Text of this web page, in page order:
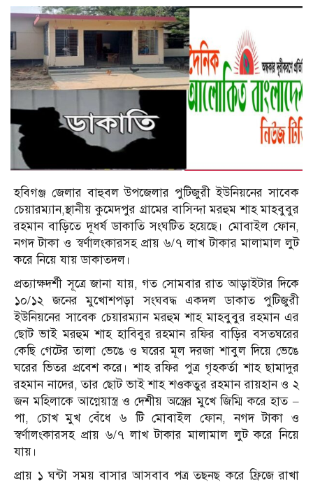
হবিগঞ্জ জেলার বাহুবল উপজেলার পুটিজুরী ইউনিয়নের সাবেক
চেয়ারম্যান,স্থানীয় কুমেদপুর গ্রামের বাসিন্দা মরহুম শাহ মাহবুবুর
রহমান বাড়িতে দূধর্ষ ডাকাতি সংঘটিত হয়েছে। মোবাইল ফোন,
নগদ টাকা ও স্বর্ণালংকারসহ প্রায় ৬/৭ লাখ টাকার মালামাল লুট
করে নিয়ে যায় ডাকাতদল।
প্রত্যাক্ষদর্শী সূত্রে জানা যায়, গত সোমবার রাত আড়াইটার দিকে
১০/১২ জনের মুখোশপড়া সংঘবদ্ধ একদল ডাকাত পুটিজুরী
ইউনিয়নের সাবেক চেয়ারম্যান মরহুম শাহ মাহবুবুর রহমান এর
ছোট ভাই মরহুম শাহ হাবিবুর রহমান রফির বাড়ির বসতঘরের
কেছি গেটের তালা ভেঙে ও ঘরের মূল দরজা শাবুল দিয়ে ভেঙে
ঘরের ভিতর প্রবেশ করে। শাহ রফির পুত্র গৃহকর্তা শাহ ছামাদুর
রহমান নাদের, তার ছোট ভাই শাহ শওকতুর রহমান রায়হান ও ২
জন মহিলাকে আগ্নেয়াস্ত্র ও দেশীয় অস্ত্রের মুখে জিম্মি করে হাত –
পা, চোখ মুখ বেঁধে ৬ টি মোবাইল ফোন, নগদ টাকা ও
স্বর্ণালংকারসহ প্রায় ৬/৭ লাখ টাকার মালামাল লুট করে নিয়ে
যায়।
প্রায় ১ ঘন্টা সময় বাসার আসবাব পত্র তছনছ করে ফ্রিজে রাখা